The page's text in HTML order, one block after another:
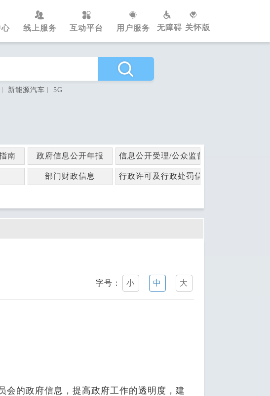
心 线上服务 互动平台 用户服务 无障碍 关怀版
新能源汽车 5G
南 政府信息公开年报 信息公开受理/公众监督
部门财政信息 行政许可及行政处罚信息
字号：小 中 大
会的政府信息，提高政府工作的透明度，建